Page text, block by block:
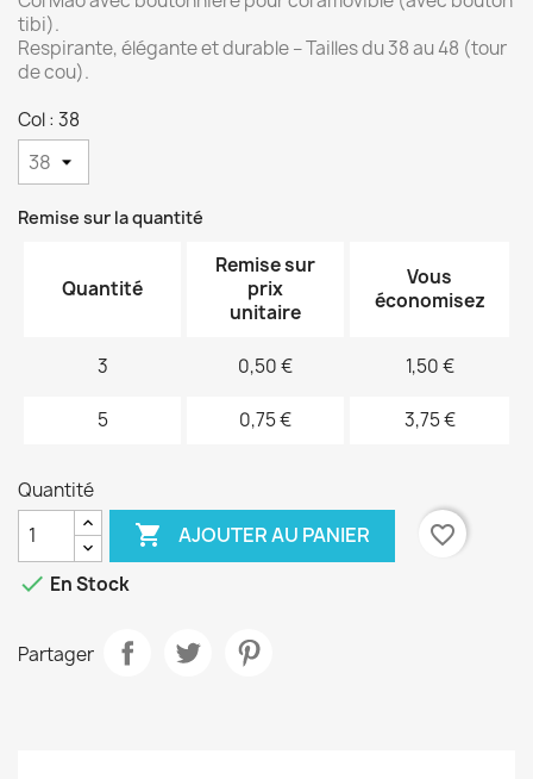
tibi).
Respirante, élégante et durable – Tailles du 38 au 48 (tour
de cou).
Col : 38
Remise sur la quantité
Quantité
Remise sur
prix
unitaire
Vous
économisez
3 0,50 € 1,50 €
5 0,75 € 3,75 €
Quantité
 AJOUTER AU PANIER
favorite_border
 En Stock
Partager